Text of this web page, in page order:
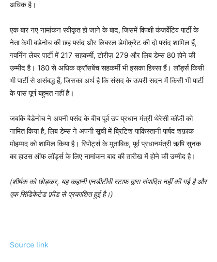
अधिक है।
एक बार नए नामांकन स्वीकृत हो जाने के बाद, जिसमें विपक्षी कंजर्वेटिव पार्टी के
नेता केमी बडेनोच की छह पसंद और लिबरल डेमोक्रेट की दो पसंद शामिल हैं,
गवर्निंग लेबर पार्टी में 217 सहकर्मी, टोरीज़ 279 और लिब डेम्स 80 होने की
उम्मीद है। 180 से अधिक क्रॉसबेंच सहकर्मी भी इसका हिस्सा हैं। लॉर्ड्स किसी
भी पार्टी से असंबद्ध हैं, जिसका अर्थ है कि संसद के ऊपरी सदन में किसी भी पार्टी
के पास पूर्ण बहुमत नहीं है।
जबकि बैडेनोच ने अपनी पसंद के बीच पूर्व उप प्रधान मंत्री थेरेसी कॉफ़ी को
नामित किया है, लिब डेम्स ने अपनी सूची में ब्रिटिश पाकिस्तानी पार्षद शफ़ाक
मोहम्मद को शामिल किया है। रिपोर्ट्स के मुताबिक, पूर्व प्रधानमंत्री ऋषि सुनक
का हाउस ऑफ लॉर्ड्स के लिए नामांकन बाद की तारीख में होने की उम्मीद है।
(शीर्षक को छोड़कर, यह कहानी एनडीटीवी स्टाफ द्वारा संपादित नहीं की गई है और
एक सिंडिकेटेड फ़ीड से प्रकाशित हुई है।)
Source link